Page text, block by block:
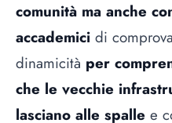
comunità ma anche
accademici di
dinamicità per
che le vecchie
lasciano alle spalle e